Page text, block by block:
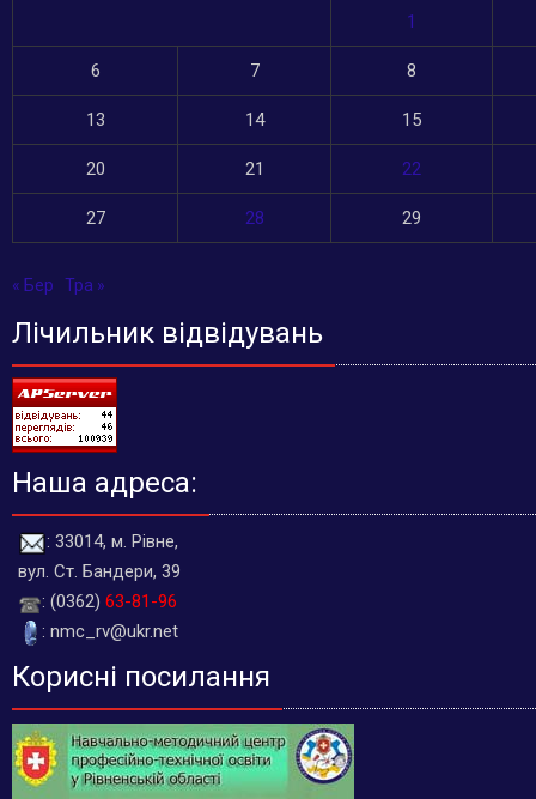
1
6 7 8
13 14 15
20 21 22
27 28 29
« Бер Тра »
Лічильник відвідувань
Наша адреса:
: 33014, м. Рівне,
вул. Ст. Бандери, 39
: (0362) 63-81-96
: nmc_rv@ukr.net
Корисні посилання